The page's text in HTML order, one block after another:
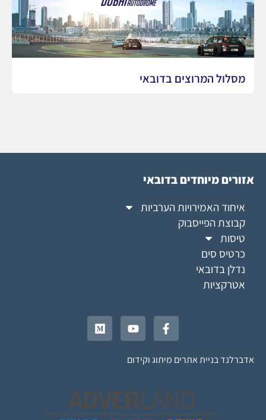
מסלול המרוצים בדובאי
אזורים מיוחדים בדובאי
איחוד האמירויות הערביות
קבוצת הפייסבוק
טיסות
כרטיס סים
נדלן בדובאי
אטרקציות
אדברלנד בניית אתרים מיתוג וקידום